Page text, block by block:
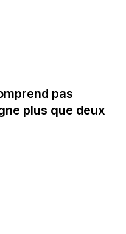
pas
plus que deux